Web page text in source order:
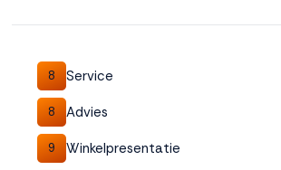
8 Service
8 Advies
9 Winkelpresentatie